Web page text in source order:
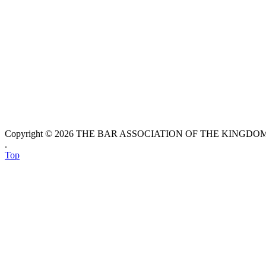
Copyright © 2026 THE BAR ASSOCIATION OF THE
.
Top